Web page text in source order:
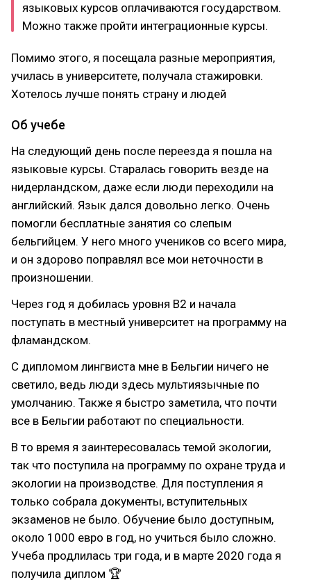
языковых курсов оплачиваются государством.
Можно также пройти интеграционные курсы.
Помимо этого, я посещала разные мероприятия,
училась в университете, получала стажировки.
Хотелось лучше понять страну и людей
Об учебе
На следующий день после переезда я пошла на
языковые курсы. Старалась говорить везде на
нидерландском, даже если люди переходили на
английский. Язык дался довольно легко. Очень
помогли бесплатные занятия со слепым
бельгийцем. У него много учеников со всего мира,
и он здорово поправлял все мои неточности в
произношении.
Через год я добилась уровня B2 и начала
поступать в местный университет на программу на
фламандском.
С дипломом лингвиста мне в Бельгии ничего не
светило, ведь люди здесь мультиязычные по
умолчанию. Также я быстро заметила, что почти
все в Бельгии работают по специальности.
В то время я заинтересовалась темой экологии,
так что поступила на программу по охране труда и
экологии на производстве. Для поступления я
только собрала документы, вступительных
экзаменов не было. Обучение было доступным,
около 1000 евро в год, но учиться было сложно.
Учеба продлилась три года, и в марте 2020 года я
получила диплом 🏆